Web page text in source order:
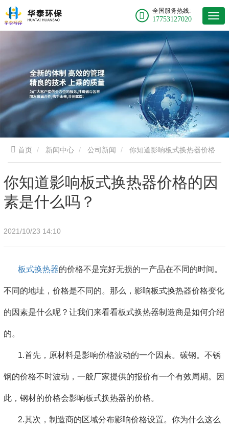
全国服务热线:
17753127020
首页 新闻中心 公司新闻
的因素是什么吗？
你知道影响板式换热器价格的因
素是什么吗？
2021/10/23 14:10
板式换热器的价格不是完好无损的一产品在不同的时间。
不同的地址，价格是不同的。那么，影响板式换热器价格变化
的因素是什么呢？让我们来看看板式换热器制造商是如何介绍
的。
1.首先，原材料是影响价格波动的一个因素。碳钢。不锈
钢的价格不时波动，一般厂家提供的报价有一个有效周期。因
此，钢材的价格会影响板式换热器的价格。
2.其次，制造商的区域分布影响价格设置。你为什么这么